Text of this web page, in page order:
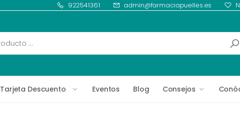
922541361 admin@farmaciapuelles.es
Tarjeta Descuento Eventos Blog Consejos